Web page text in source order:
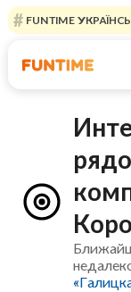
FUNTIME